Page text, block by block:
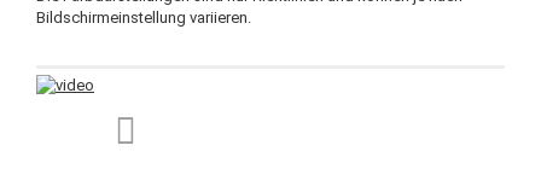
Bildschirmeinstellung variieren.